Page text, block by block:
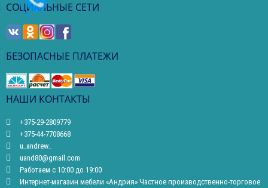
СОЦИАЛЬНЫЕ СЕТИ
БЕЗОПАСНЫЕ ПЛАТЕЖИ
НАШИ КОНТАКТЫ
+375-29-2809779
+375-44-7708668
u_andrew_
uand80@gmail.com
Работаем с 10:00 до 19:00
Интернет-магазин мебели «Андрия» Частное производственно-торговое